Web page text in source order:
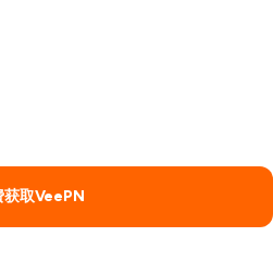
获取VeePN